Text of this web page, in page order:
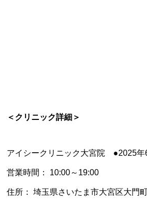
＜クリニック詳細＞
アイシークリニック大宮院 ●2025年
営業時間： 10:00～19:00
住所： 埼玉県さいたま市大宮区大門